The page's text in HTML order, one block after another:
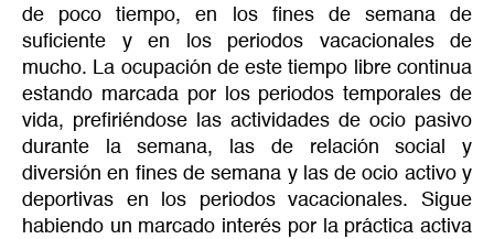
de poco tiempo, en los fines de semana de
suficiente y en los periodos vacacionales de
mucho. La ocupación de este tiempo libre continua
estando marcada por los periodos temporales de
vida, prefiriéndose las actividades de ocio pasivo
durante la semana, las de relación social y
diversión en fines de semana y las de ocio activo y
deportivas en los periodos vacacionales. Sigue
habiendo un marcado interés por la práctica activa